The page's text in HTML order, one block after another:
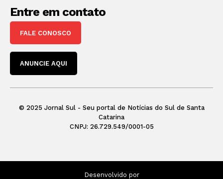
Entre em contato
FALE CONOSCO
ANUNCIE AQUI
© 2025 Jornal Sul - Seu portal de Notícias do Sul de Santa
Catarina
CNPJ: 26.729.549/0001-05
Desenvolvido por